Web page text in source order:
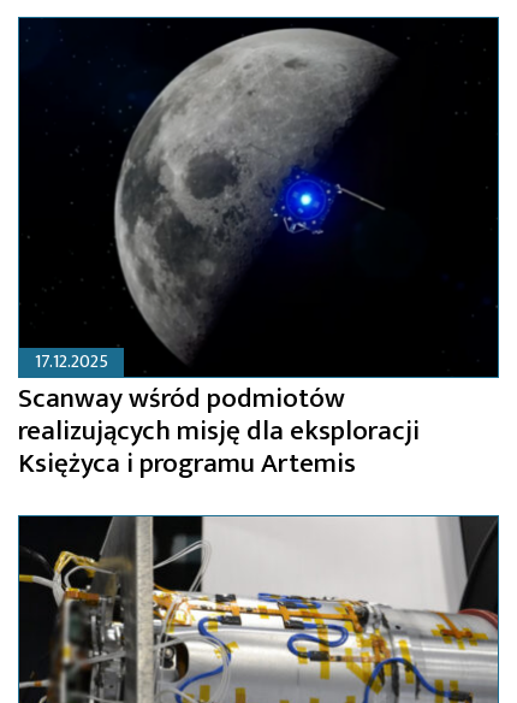
17.12.2025
Scanway wśród podmiotów
realizujących misję dla eksploracji
Księżyca i programu Artemis